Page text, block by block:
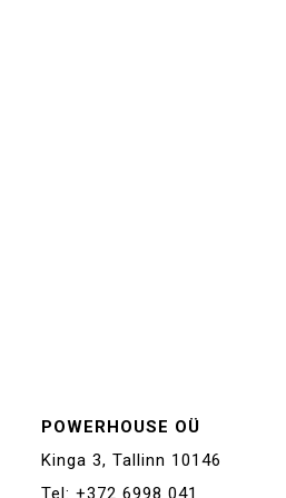
POWERHOUSE OÜ
Kinga 3, Tallinn 10146
Tel: +372 6998 041